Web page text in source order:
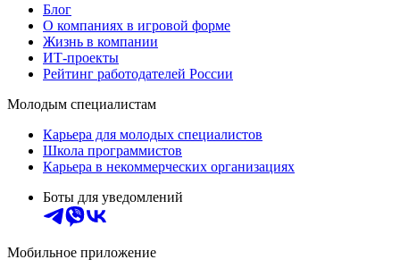
Блог
О компаниях в игровой форме
Жизнь в компании
ИТ-проекты
Рейтинг работодателей России
Молодым специалистам
Карьера для молодых специалистов
Школа программистов
Карьера в некоммерческих организациях
Боты для уведомлений
Мобильное приложение